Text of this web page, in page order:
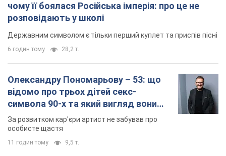
чому її боялася Російська імперія: про це не
розповідають у школі
Державним символом є тільки перший куплет та приспів пісні
6 годин тому 28,2 т.
Олександру Пономарьову – 53: що
відомо про трьох дітей секс-
символа 90-х та який вигляд вони
мають
За розвитком кар'єри артист не забував про
особисте щастя
11 годин тому 9,5 т.